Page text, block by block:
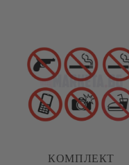
КОМПЛЕКТ